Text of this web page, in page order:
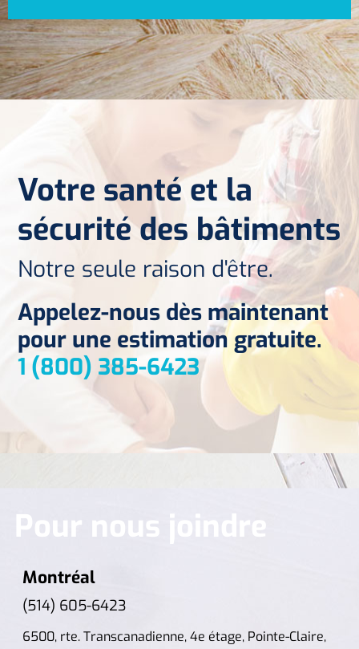
Votre santé et la
sécurité des bâtiments
Notre seule raison d'être.
Appelez-nous dès maintenant
pour une estimation gratuite.
1 (800) 385-6423
Pour nous joindre
Montréal
(514) 605-6423
6500, rte. Transcanadienne, 4e étage, Pointe-Claire,